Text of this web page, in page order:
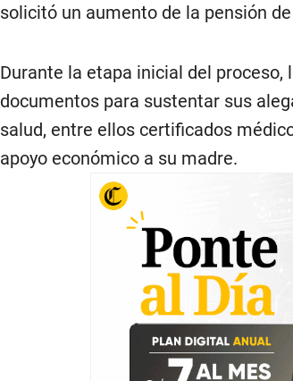
solicitó un aumento de la pensión
Durante la etapa inicial del
documentos para sustentar sus
salud, entre ellos certificados
apoyo económico a su madre.